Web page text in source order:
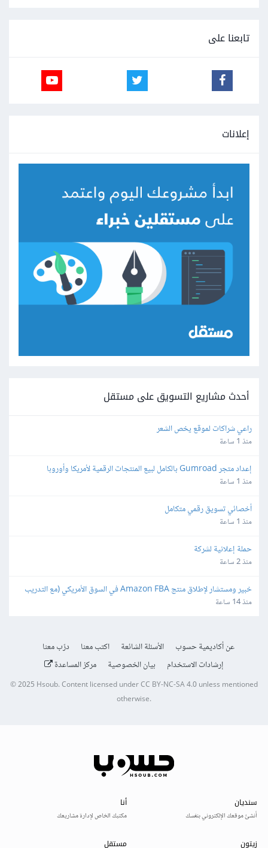
تابعنا على
إعلانات
أحدث مشاريع التسويق على مستقل
راعي شراكات لموقع يخص الشعر
منذ 1 ساعة
إعداد متجر Gumroad بالكامل لبيع المنتجات الرقمية لأمريكا وأوروبا
منذ 1 ساعة
أخصائي تسويق رقمي متكامل
منذ 1 ساعة
حملة إعلانية لشركة
منذ 2 ساعة
ونقل الخبرة)
منذ 14 ساعة
عن أكاديمية حسوب الأسئلة الشائعة اكتب معنا
درّب معنا
إرشادات الاستخدام
بيان الخصوصية مركز المساعدة
© 2025 Hsoub.Content licensed underCC BY-NC-SA 4.0unless mentioned
otherwise.